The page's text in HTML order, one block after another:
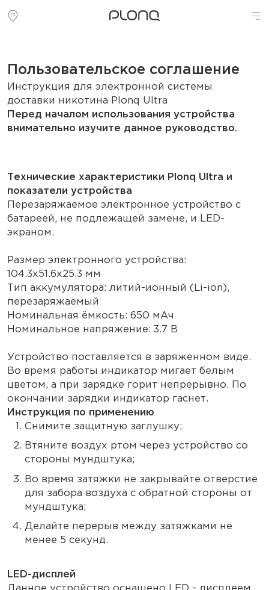
Пользовательское соглашение
Инструкция для электронной системы
доставки никотина Plonq Ultra
Перед началом использования устройства
внимательно изучите данное руководство.
Технические характеристики Plonq Ultra и
показатели устройства
Перезаряжаемое электронное устройство с
батареей, не подлежащей замене, и LED-
экраном.
Размер электронного устройства:
104.3x51.6x25.3 мм
Тип аккумулятора: литий-ионный (Li-ion),
перезаряжаемый
Номинальная ёмкость: 650 мАч
Номинальное напряжение: 3.7 B
Устройство поставляется в заряженном виде.
Во время работы индикатор мигает белым
цветом, а при зарядке горит непрерывно. По
окончании зарядки индикатор гаснет.
Инструкция по применению
Снимите защитную заглушку;
Втяните воздух ртом через устройство со
стороны мундштука;
Во время затяжки не закрывайте отверстие
для забора воздуха с обратной стороны от
мундштука;
Делайте перерыв между затяжками не
менее 5 секунд.
LED-дисплей